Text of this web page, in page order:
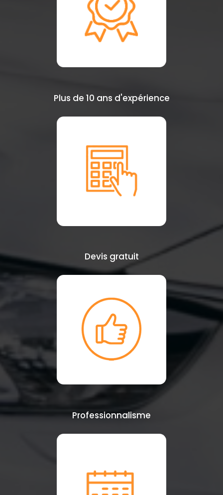
Plus de 10 ans d'expérience
Devis gratuit
Professionnalisme